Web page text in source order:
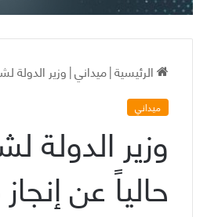
الرئيسية|ميداني|وزير الدولة
ميداني
وزير الدولة
حالياً عن